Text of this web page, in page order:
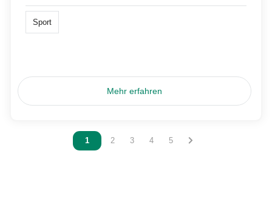
Sport
Mehr erfahren
Vous êtes sur la page
1 Vous êtes sur la page
2 Vous êtes sur la page
3 Vous êtes sur la page
4 Vous êtes sur la page
5